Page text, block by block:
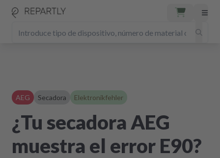
AEG Secadora Elektronikfehler
¿Tu secadora AEG
muestra el error E90?